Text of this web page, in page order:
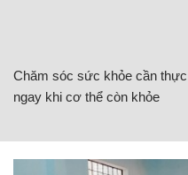
Chăm sóc sức khỏe cần
ngay khi cơ thể còn khỏe